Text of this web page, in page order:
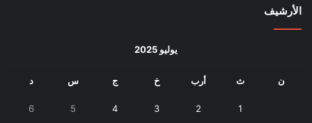
الأرشيف
يوليو 2025
ن ث أرب خ ج س د
1
2
3
4
5
6